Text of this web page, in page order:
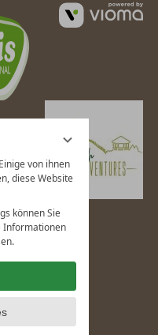
von ihnen
diese Website
können Sie
Informationen